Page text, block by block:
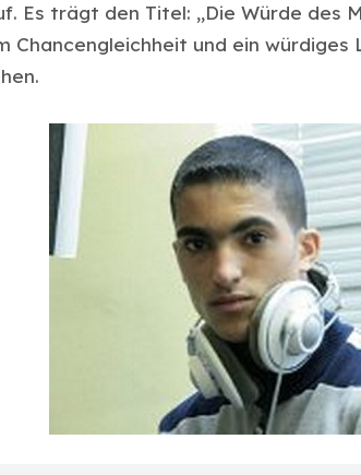
Es trägt den Titel: „Die Würde des
Chancengleichheit und ein würdiges